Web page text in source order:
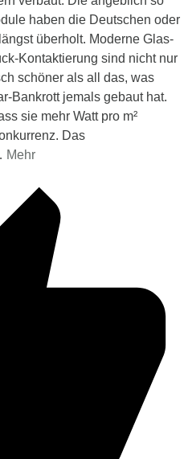
haben die Deutschen oder
überholt. Moderne Glas-
Kontaktierung sind nicht nur
schöner als all das, was
Bankrott jemals gebaut hat.
sie mehr Watt pro m²
Das
Mehr